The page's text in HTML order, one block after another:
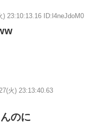
) 23:10:13.16 ID:l4neJdoM0
火) 23:13:40.63
のに